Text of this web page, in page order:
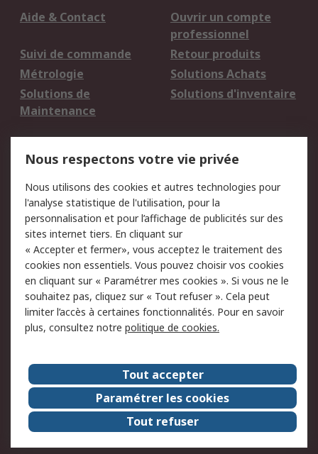
Aide & Contact
Ouvrir un compte
professionnel
Suivi de commande
Retour produits
Métrologie
Solutions Achats
Solutions de
Maintenance
Solutions d'inventaire
du site
Politique de protection
des données - Mise à
jour
Sécurité des E-mails
Conditions générales
de vente
Politique anti-
corruption
Campagnes marketing
A propos de RS
A propos de RS France
Evénements
Le groupe RS Group Plc
Presse
RS dans le monde
Démarche RSE
Nous rejoindre
RS Particuliers
Nous respectons votre vie privée
Nous utilisons des cookies et autres technologies pour
l'analyse statistique de l'utilisation, pour la
personnalisation et pour l’affichage de publicités sur des
sites internet tiers. En cliquant sur
« Accepter et fermer», vous acceptez le traitement des
cookies non essentiels. Vous pouvez choisir vos cookies
en cliquant sur « Paramétrer mes cookies ». Si vous ne le
souhaitez pas, cliquez sur « Tout refuser ». Cela peut
limiter l’accès à certaines fonctionnalités. Pour en savoir
plus, consultez notre politique de cookies.
Tout accepter
Paramétrer les cookies
Tout refuser